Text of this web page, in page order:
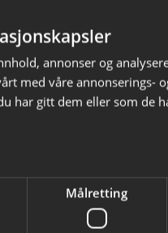
writing!
annonser og
med våre annonserings-
har gitt dem eller som de
Målretting